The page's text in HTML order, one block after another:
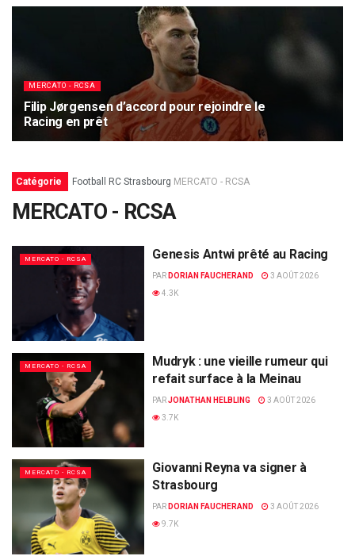
7 AOÛT 2026 3.9K
MERCATO - RCSA
Filip Jørgensen d’accord pour rejoindre le
Racing en prêt
Catégorie Football RC Strasbourg MERCATO - RCSA
MERCATO - RCSA
MERCATO - RCSA Genesis Antwi prêté au Racing
PAR DORIAN FAUCHERAND
3 AOÛT 2026
4.3K
MERCATO - RCSA
Mudryk : une vieille rumeur qui
refait surface à la Meinau
PARJONATHAN HELBLING
3 AOÛT 2026
3.7K
MERCATO - RCSA
Giovanni Reyna va signer à
Strasbourg
PAR DORIAN FAUCHERAND
3 AOÛT 2026
9.7K